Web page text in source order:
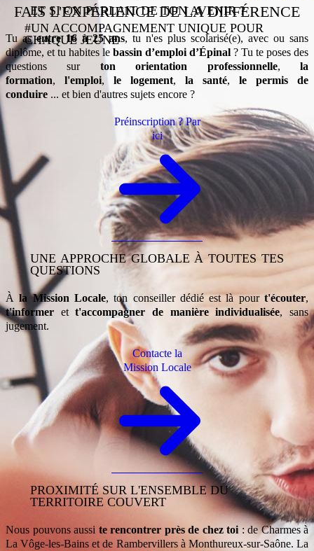
13:45
à
17:00
mardi
8:45 à
12:15
13:45
à
17:00
mercredi8:45 à
12:15
13:45
à
17:00
jeudi
8:45 à
12:15
13:45
à
17:00
vendredi8:45 à
12:15
13:45
à
16:00
FAIS L'EXPÉRIENCE DE LA DIFFÉRENCE
#UN ACCOMPAGNEMENT UNIQUE POUR
CHAQUE JEUNE
ET SI ON PARLAIT DE TON AVENIR ?
Tu asentre 16 à 25 ans, tu n'es plus scolarisé(e), avec ou sans
diplôme, et tu habites le bassin d’emploi d’Épinal ? Tu te poses des
questions sur ton orientation professionnelle,la
formation, l'emploi, le logement, la santé, le permis de
conduire ... et bien d'autres sujets encore ?
Préinscription ? Par
ici
UNE APPROCHE GLOBALE À TOUTES TES
QUESTIONS
Àla Mission Locale, ton conseiller dédié est là pourt'écouter,
t'informer ett'accompagner de manière individualisée, sans
jugement.
Contacte la
Mission Locale
PROXIMITÉ SUR L'ENSEMBLE DU
TERRITOIRE COUVERT
Nous pouvons aussi te rencontrer près de chez toi : de Charmes à
La Vôge‑les‑Bains et de Rambervillers à Monthureux‑sur‑Saône. La